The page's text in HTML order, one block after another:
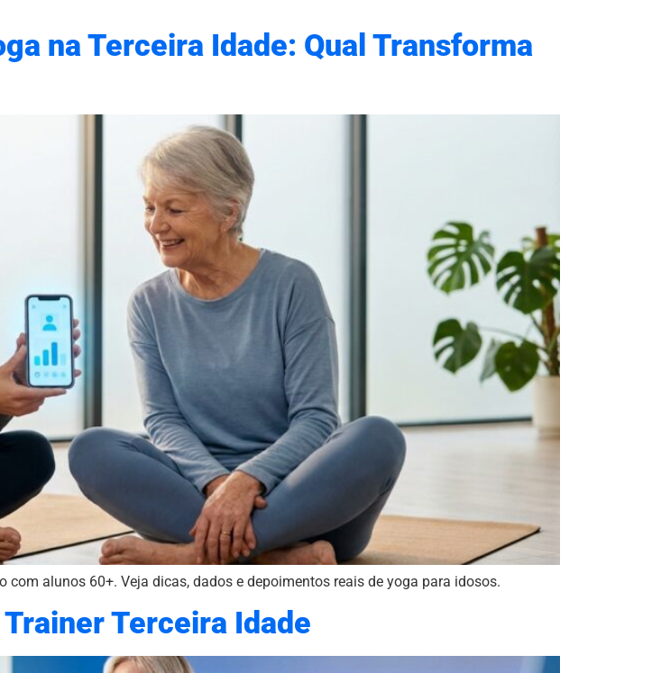
na Terceira Idade: Qual Transforma
alunos 60+. Veja dicas, dados e depoimentos reais de yoga para idosos.
Terceira Idade